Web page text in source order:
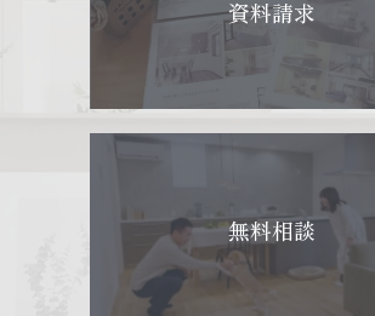
資料請求
無料相談